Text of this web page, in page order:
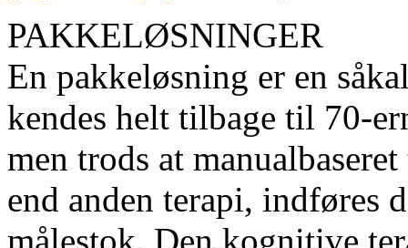
PAKKELØSNINGER
En pakkeløsning er en
kendes helt tilbage til 70-
men trods at
end anden terapi, indføres